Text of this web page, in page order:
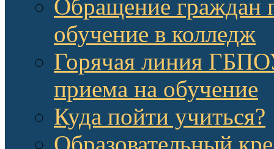
Обращение граждан
обучение в колледж
Горячая линия
приема на обучение
Куда пойти учиться?
Образовательный